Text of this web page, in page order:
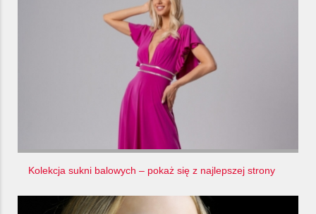
Kolekcja sukni balowych – pokaż się z najlepszej strony